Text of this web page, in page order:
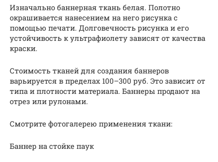
Изначально баннерная ткань белая. Полотно
окрашивается нанесением на него рисунка с
помощью печати. Долговечность рисунка и его
устойчивость к ультрафиолету зависят от качества
краски.
Стоимость тканей для создания баннеров
варьируется в пределах 100–300 руб. Это зависит от
типа и плотности материала. Баннеры продают на
отрез или рулонами.
Смотрите фотогалерею применения ткани:
Баннер на стойке паук